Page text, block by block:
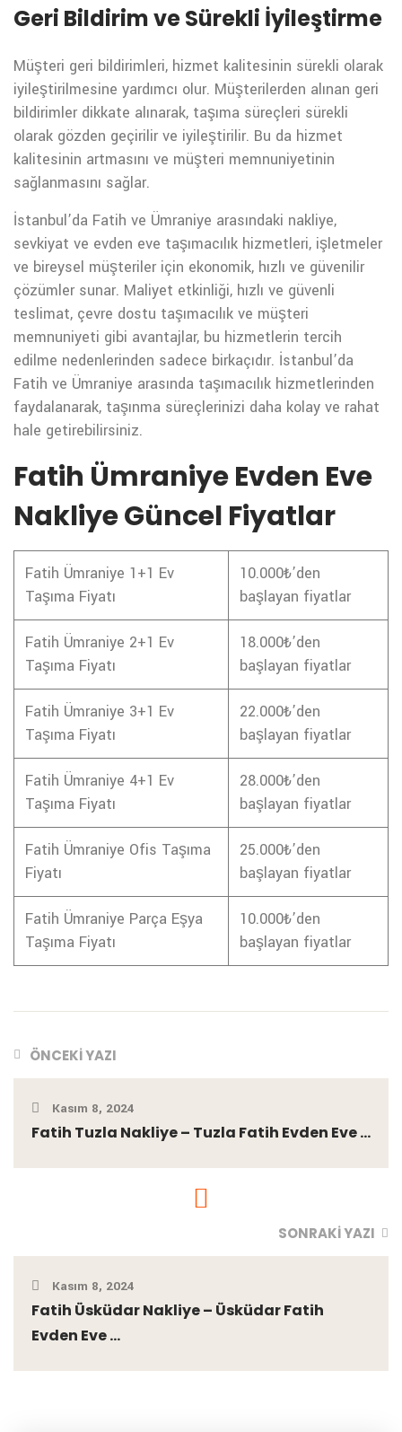
Geri Bildirim ve Sürekli İyileştirme
Müşteri geri bildirimleri, hizmet kalitesinin sürekli olarak
iyileştirilmesine yardımcı olur. Müşterilerden alınan geri
bildirimler dikkate alınarak, taşıma süreçleri sürekli
olarak gözden geçirilir ve iyileştirilir. Bu da hizmet
kalitesinin artmasını ve müşteri memnuniyetinin
sağlanmasını sağlar.
İstanbul’da Fatih ve Ümraniye arasındaki nakliye,
sevkiyat ve evden eve taşımacılık hizmetleri, işletmeler
ve bireysel müşteriler için ekonomik, hızlı ve güvenilir
çözümler sunar. Maliyet etkinliği, hızlı ve güvenli
teslimat, çevre dostu taşımacılık ve müşteri
memnuniyeti gibi avantajlar, bu hizmetlerin tercih
edilme nedenlerinden sadece birkaçıdır. İstanbul’da
Fatih ve Ümraniye arasında taşımacılık hizmetlerinden
faydalanarak, taşınma süreçlerinizi daha kolay ve rahat
hale getirebilirsiniz.
Fatih Ümraniye Evden Eve
Nakliye Güncel Fiyatlar
Fatih Ümraniye 1+1 Ev
Taşıma Fiyatı
10.000₺’den
başlayan fiyatlar
Fatih Ümraniye 2+1 Ev
Taşıma Fiyatı
18.000₺’den
başlayan fiyatlar
Fatih Ümraniye 3+1 Ev
Taşıma Fiyatı
22.000₺’den
başlayan fiyatlar
Fatih Ümraniye 4+1 Ev
Taşıma Fiyatı
28.000₺’den
başlayan fiyatlar
Fatih Ümraniye Ofis Taşıma
Fiyatı
25.000₺’den
başlayan fiyatlar
Fatih Ümraniye Parça Eşya
Taşıma Fiyatı
10.000₺’den
başlayan fiyatlar
ÖNCEKI YAZI
Kasım 8, 2024
Fatih Tuzla Nakliye – Tuzla Fatih Evden Eve ...
SONRAKI YAZI
Kasım 8, 2024
Fatih Üsküdar Nakliye – Üsküdar Fatih
Evden Eve ...